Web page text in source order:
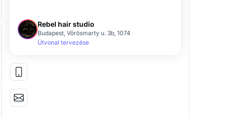
Rebel hair studio
Budapest, Vörösmarty u. 3b, 1074
Útvonal tervezése